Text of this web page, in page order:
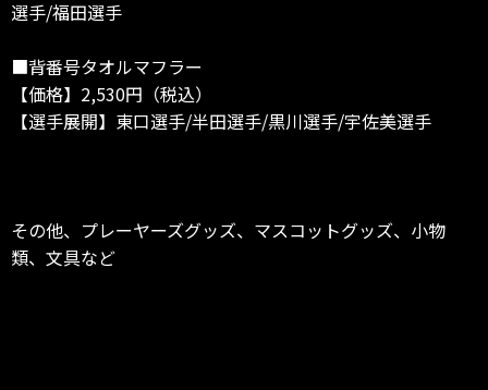
選手/福田選手
■背番号タオルマフラー
【価格】2,530円（税込）
【選手展開】東口選手/半田選手/黒川選手/宇佐美選手
その他、プレーヤーズグッズ、マスコットグッズ、小物
類、文具など